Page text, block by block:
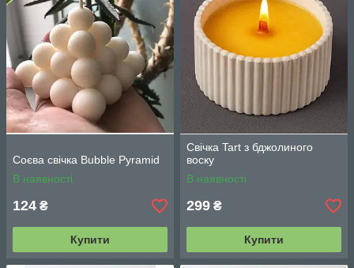
Соєва свічка Bubble Pyramid
В наявності
124 ₴
Купити
Свічка Tart з бджолиного
воску
В наявності
299 ₴
Купити